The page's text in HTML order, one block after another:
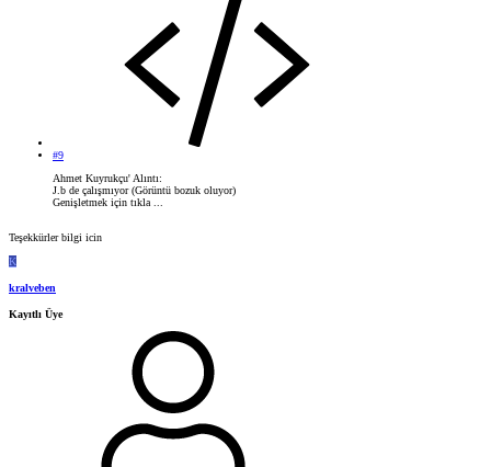
#9
Ahmet Kuyrukçu' Alıntı:
J.b de çalışmıyor (Görüntü bozuk oluyor)
Genişletmek için tıkla ...
Teşekkürler bilgi icin
K
kralveben
Kayıtlı Üye